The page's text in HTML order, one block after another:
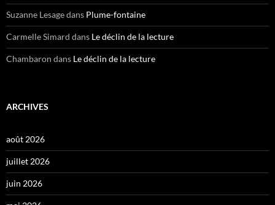
Suzanne Lesagedans Plume-fontaine
Carmelle Simard dans Le déclin de la lecture
Chambaron dans Le déclin de la lecture
ARCHIVES
août 2026
juillet 2026
juin 2026